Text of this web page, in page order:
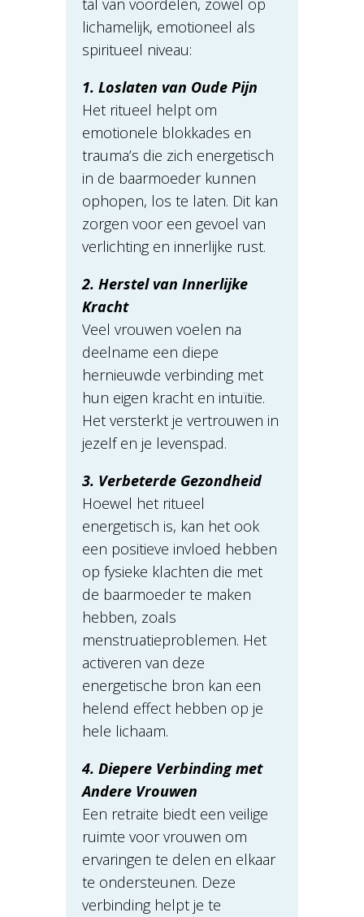
tal van voordelen, zowel op
lichamelijk, emotioneel als
spiritueel niveau:
1. Loslaten van Oude Pijn
Het ritueel helpt om
emotionele blokkades en
trauma’s die zich energetisch
in de baarmoeder kunnen
ophopen, los te laten. Dit kan
zorgen voor een gevoel van
verlichting en innerlijke rust.
2. Herstel van Innerlijke
Kracht
Veel vrouwen voelen na
deelname een diepe
hernieuwde verbinding met
hun eigen kracht en intuïtie.
Het versterkt je vertrouwen in
jezelf en je levenspad.
3. Verbeterde Gezondheid
Hoewel het ritueel
energetisch is, kan het ook
een positieve invloed hebben
op fysieke klachten die met
de baarmoeder te maken
hebben, zoals
menstruatieproblemen. Het
activeren van deze
energetische bron kan een
helend effect hebben op je
hele lichaam.
4. Diepere Verbinding met
Andere Vrouwen
Een retraite biedt een veilige
ruimte voor vrouwen om
ervaringen te delen en elkaar
te ondersteunen. Deze
verbinding helpt je te